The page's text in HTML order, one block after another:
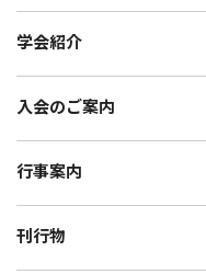
学会紹介
入会のご案内
行事案内
刊行物